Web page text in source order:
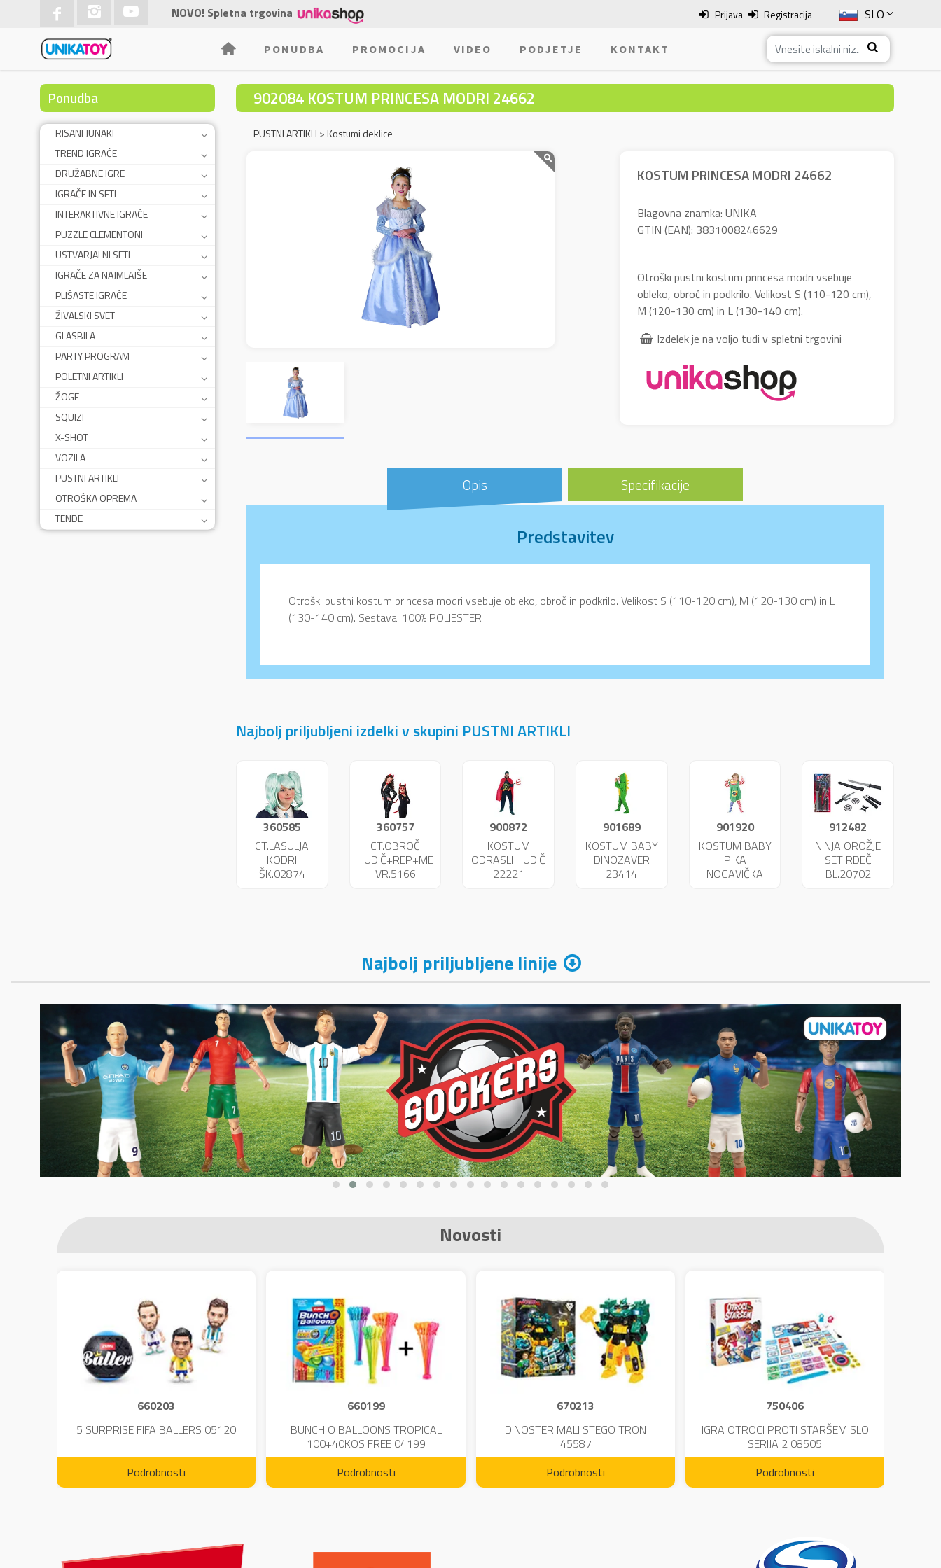
SLO
ENG
ITA
Prijava Registracija
NOVO! Spletna trgovina
PONUDBA PROMOCIJA VIDEO PODJETJE KONTAKT
Ponudba
RISANI JUNAKI
TREND IGRAČE
DRUŽABNE IGRE
IGRAČE IN SETI
INTERAKTIVNE IGRAČE
PUZZLE CLEMENTONI
USTVARJALNI SETI
IGRAČE ZA NAJMLAJŠE
PLIŠASTE IGRAČE
ŽIVALSKI SVET
GLASBILA
PARTY PROGRAM
POLETNI ARTIKLI
ŽOGE
SQUIZI
X-SHOT
VOZILA
PUSTNI ARTIKLI
OTROŠKA OPREMA
TENDE
902084 KOSTUM PRINCESA MODRI 24662
PUSTNI ARTIKLI >Kostumi deklice
KOSTUM PRINCESA MODRI 24662
Blagovna znamka: UNIKA
GTIN (EAN): 3831008246629
Otroški pustni kostum princesa modri vsebuje
obleko, obroč in podkrilo. Velikost S (110-120 cm),
M (120-130 cm) in L (130-140 cm).
Izdelek je na voljo tudi v spletni trgovini
Opis Specifikacije
Predstavitev
Otroški pustni kostum princesa modri vsebuje obleko, obroč in podkrilo. Velikost S (110-120 cm), M (120-130 cm) in L
(130-140 cm). Sestava: 100% POLIESTER
Najbolj priljubljeni izdelki v skupini PUSTNI ARTIKLI
360585
CT.LASULJA
KODRI
ŠK.02874
360757
CT.OBROČ
HUDIČ+REP+METULJČEK
VR.5166
900872
KOSTUM
ODRASLI HUDIČ
22221
901689
KOSTUM BABY
DINOZAVER
23414
901920
KOSTUM BABY
PIKA
NOGAVIČKA
912482
NINJA OROŽJE
SET RDEČ
BL.20702
Najbolj priljubljene linije
Novosti
660203
5 SURPRISE FIFA BALLERS 05120
Podrobnosti
660199
BUNCH O BALLOONS TROPICAL
100+40KOS FREE 04199
Podrobnosti
670213
DINOSTER MALI STEGO TRON
45587
Podrobnosti
750406
IGRA OTROCI PROTI STARŠEM SLO
SERIJA 2 08505
Podrobnosti